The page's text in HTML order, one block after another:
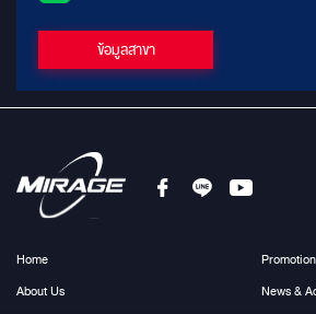
ข้อมูลสาขา
Home
About Us
Promotion
News &